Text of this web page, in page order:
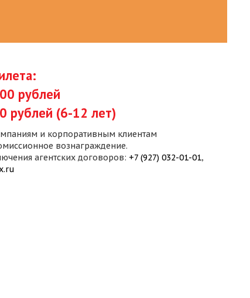
рублей
рублей (6-12 лет)
и корпоративным клиентам
вознаграждение.
агентских договоров: +7 (927) 032-01-01,